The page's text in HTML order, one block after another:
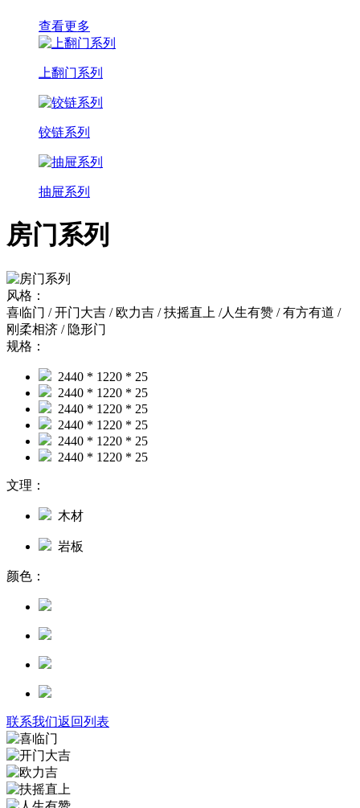
查看更多
上翻门系列
铰链系列
抽屉系列
房门系列
风格：
喜临门 / 开门大吉 / 欧力吉 / 扶摇直上 /人生有赞 / 有方有道 /
刚柔相济 / 隐形门
规格：
2440 * 1220 * 25
2440 * 1220 * 25
2440 * 1220 * 25
2440 * 1220 * 25
2440 * 1220 * 25
2440 * 1220 * 25
文理：
木材
岩板
颜色：
联系我们返回列表